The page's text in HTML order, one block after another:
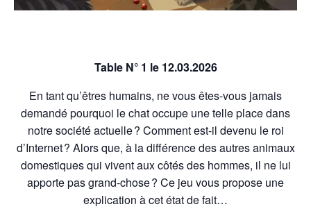
Table N° 1 le 12.03.2026
En tant qu’êtres humains, ne vous êtes-vous jamais
demandé pourquoi le chat occupe une telle place dans
notre société actuelle ? Comment est-il devenu le roi
d’Internet ? Alors que, à la différence des autres animaux
domestiques qui vivent aux côtés des hommes, il ne lui
apporte pas grand-chose ? Ce jeu vous propose une
explication à cet état de fait…